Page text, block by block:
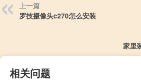
上一篇
罗技摄像头c270怎么安装
家里
相关问题